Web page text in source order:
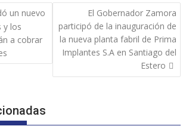
un nuevo
y los
a cobrar
El Gobernador Zamora
participó de la inauguración de
la nueva planta fabril de Prima
Implantes S.A en Santiago del
Estero